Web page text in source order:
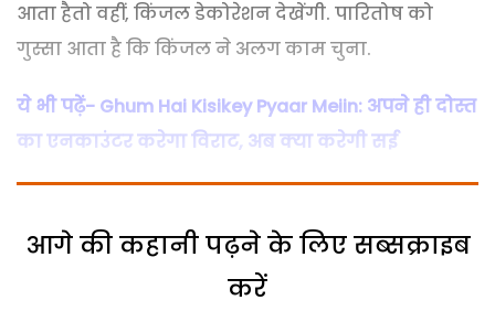
आता हैतो वहीं, किंजल डेकोरेशन देखेंगी. पारितोष को
गुस्सा आता है कि किंजल ने अलग काम चुना.
ये भी पढ़ें- Ghum Hai Kisikey Pyaar Meiin: अपने ही दोस्त
का एनकाउंटर करेगा विराट, अब क्या करेगी सई
आगे की कहानी पढ़ने के लिए सब्सक्राइब
करें